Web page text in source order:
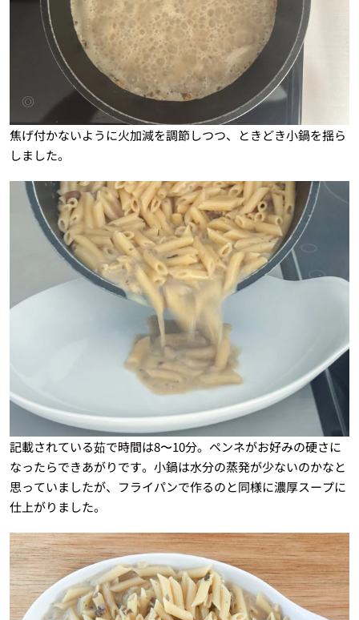
焦げ付かないように火加減を調節しつつ、ときどき小鍋を揺ら
しました。
記載されている茹で時間は8〜10分。ペンネがお好みの硬さに
なったらできあがりです。小鍋は水分の蒸発が少ないのかなと
思っていましたが、フライパンで作るのと同様に濃厚スープに
仕上がりました。